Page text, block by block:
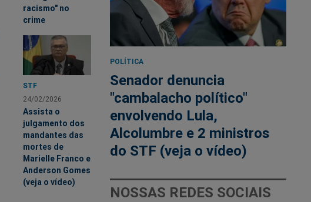
racismo" no
crime
STF
24/02/2026
Assista o
julgamento dos
mandantes das
mortes de
Marielle Franco e
Anderson Gomes
(veja o vídeo)
POLÍTICA
Senador denuncia
"cambalacho político"
envolvendo Lula,
Alcolumbre e 2 ministros
do STF (veja o vídeo)
NOSSAS REDES SOCIAIS